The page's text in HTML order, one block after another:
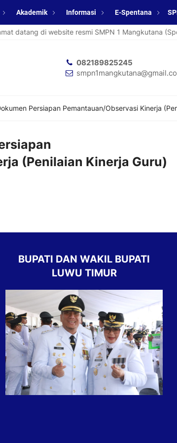
Akademik Informasi E-Spentana
datang di website resmi SMPN 1 Mangkutana
082189825245
Persiapan Pemantauan/Observasi Kinerja
(Penilaian Kinerja Guru)
BUPATI DAN WAKIL BUPATI
LUWU TIMUR